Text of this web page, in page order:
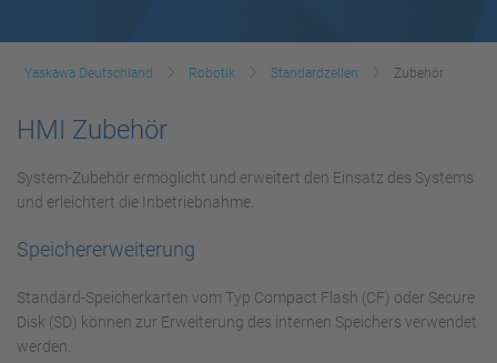
Yaskawa Deutschland Robotik Standardzellen Zubehör
HMI Zubehör
System-Zubehör ermöglicht und erweitert den Einsatz des Systems
und erleichtert die Inbetriebnahme.
Speichererweiterung
Standard-Speicherkarten vom Typ Compact Flash (CF) oder Secure
Disk (SD) können zur Erweiterung des internen Speichers verwendet
werden.